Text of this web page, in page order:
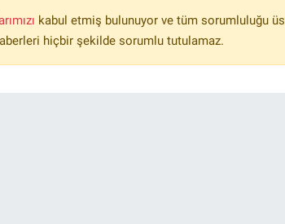
kabul etmiş bulunuyor ve tüm sorumluluğu
hiçbir şekilde sorumlu tutulamaz.